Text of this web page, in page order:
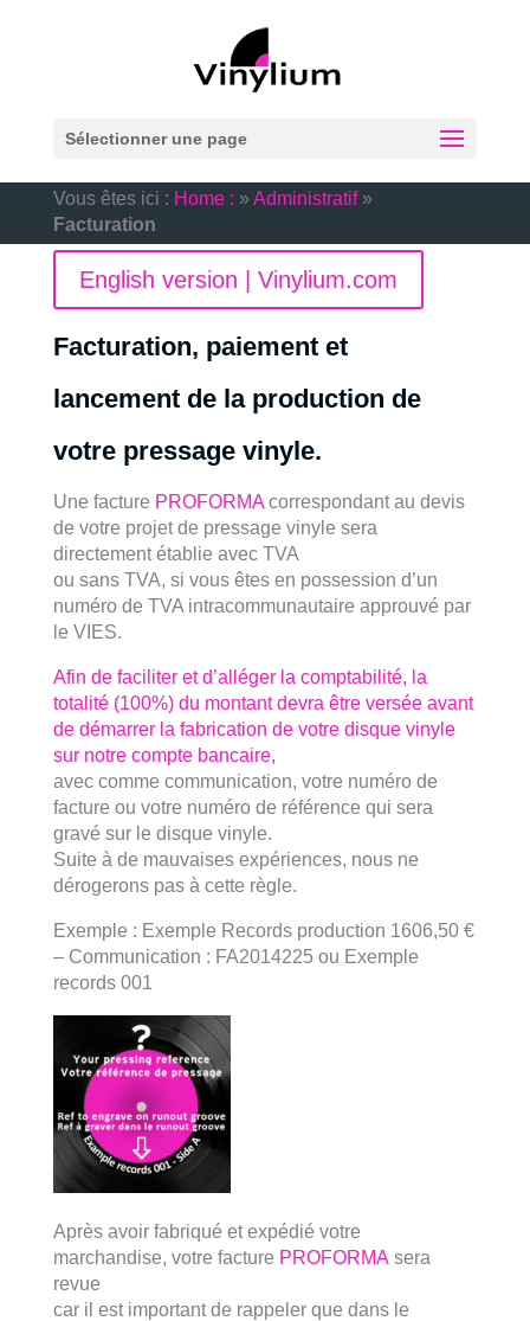
Sélectionner une page
Vous êtes ici : Home : » Administratif»
Facturation
English version | Vinylium.com
Facturation, paiement et
lancement de la production de
votre pressage vinyle.
Une facture PROFORMAcorrespondant au devis
de votre projet de pressage vinyle sera
directement établie avec TVA
ou sans TVA, si vous êtes en possession d’un
numéro de TVA intracommunautaire approuvé par
le VIES.
Afin de faciliter et d’alléger la comptabilité, la
totalité (100%) du montant devra être versée avant
de démarrer la fabrication de votre disque vinyle
sur notre compte bancaire,
avec comme communication, votre numéro de
facture ou votre numéro de référence qui sera
gravé sur le disque vinyle.
Suite à de mauvaises expériences, nous ne
dérogerons pas à cette règle.
Exemple : Exemple Records production 1606,50 €
– Communication : FA2014225 ou Exemple
records 001
Après avoir fabriqué et expédié votre
marchandise, votre facture PROFORMA sera
revue
car il est important de rappeler que dans le